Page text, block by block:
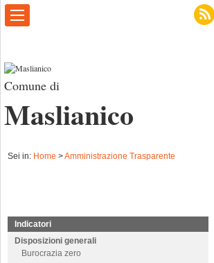
Comune di
Maslianico
Sei in: Home >Amministrazione Trasparente
Indicatori
Disposizioni generali
Burocrazia zero